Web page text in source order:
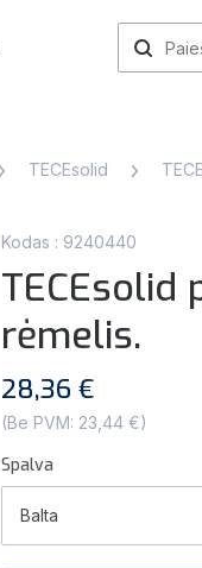
TECEsolid
Kodas : 9240440
TECEsolid
rėmelis.
28,36 €
(Be PVM: 23,44 €)
Spalva
Balta